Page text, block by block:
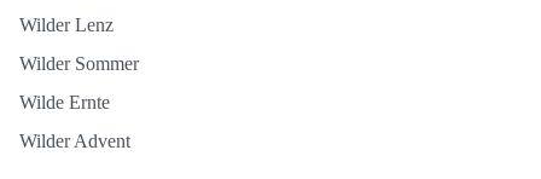
Wilder Lenz
Wilder Sommer
Wilde Ernte
Wilder Advent